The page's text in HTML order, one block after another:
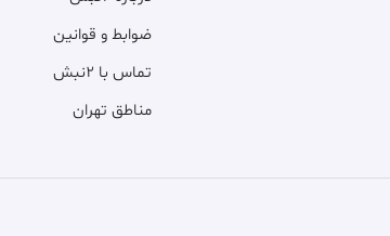
ضوابط و قوانین
تماس با ۲نبش
مناطق تهران